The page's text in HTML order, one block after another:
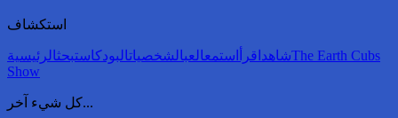
استكشاف
شاهد اقرأ استمعالعبالشخصياتالبودكاستبحثالرئيسية
The Earth Cubs
Show
كل شيء آخر...